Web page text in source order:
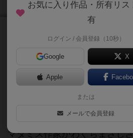
マーダーミステリー
マーダーミステリーの性質上
マダミス作家かわぐちまさし
お気に入り作品・所有リス
有
ログイン / 会員登録（10秒）
Google X
Apple
または
メールで会員登録